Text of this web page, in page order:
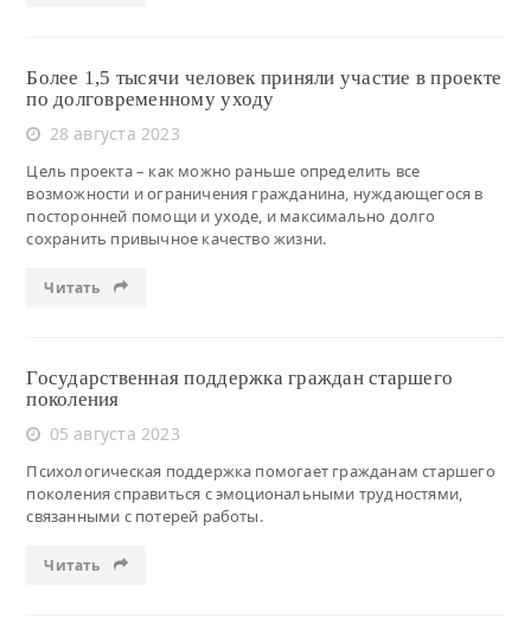
Более 1,5 тысячи человек приняли участие в проекте
по долговременному уходу
28 августа 2023
Цель проекта – как можно раньше определить все
возможности и ограничения гражданина, нуждающегося в
посторонней помощи и уходе, и максимально долго
сохранить привычное качество жизни.
Читать
Государственная поддержка граждан старшего
поколения
05 августа 2023
Психологическая поддержка помогает гражданам старшего
поколения справиться с эмоциональными трудностями,
связанными с потерей работы.
Читать